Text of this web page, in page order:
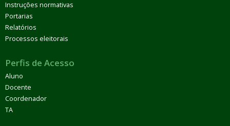
Instruções normativas
Portarias
Relatórios
Processos eleitorais
Perfis de Acesso
Aluno
Docente
Coordenador
TA